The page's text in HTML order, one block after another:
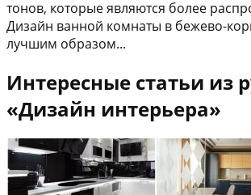
тонов, которые являются более
Дизайн ванной комнаты в бежево-
лучшим образом...
Интересные статьи из
«Дизайн интерьера»